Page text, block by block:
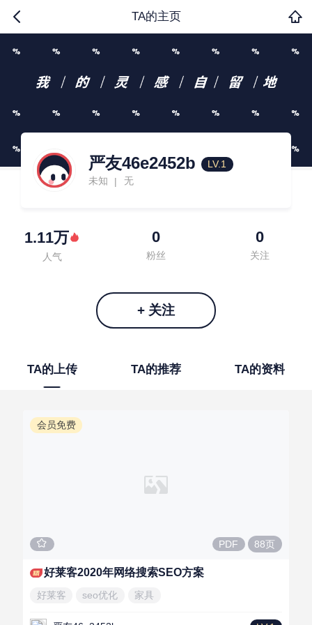
TA的主页
严友46e2452b
LV.1
未知
| 无
1.11万
人气
0
粉丝
0
关注
+ 关注
TA的上传 TA的推荐 TA的资料
会员免费
PDF 88页
好莱客2020年网络搜索SEO方案
好莱客 seo优化 家具